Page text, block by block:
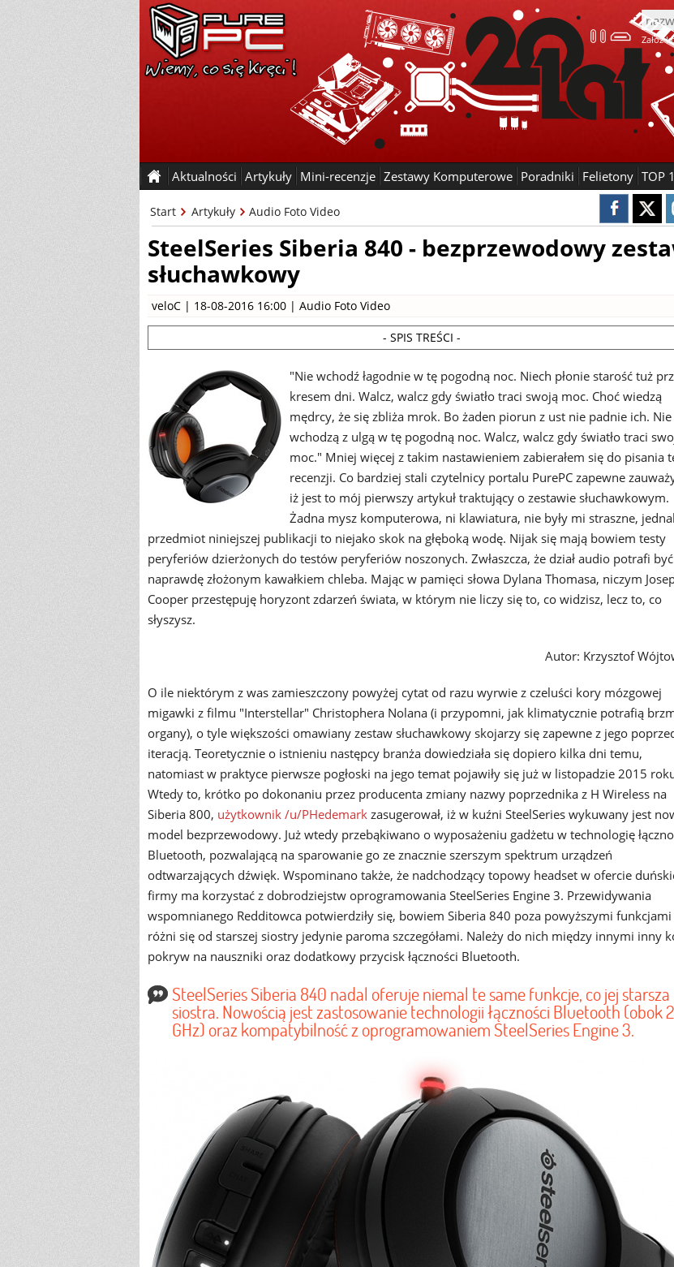
Załóż
Aktualności Artykuły Mini-recenzje Zestawy Komputerowe Poradniki Felietony TOP
Start Artykuły Audio Foto Video
SteelSeries Siberia 840 - bezprzewodowy
słuchawkowy
veloC | 18-08-2016 16:00 | Audio Foto Video
- SPIS TREŚCI -
"Nie wchodź łagodnie w tę pogodną noc. Niech płonie starość tuż
kresem dni. Walcz, walcz gdy światło traci swoją moc. Choć wiedzą
mędrcy, że się zbliża mrok. Bo żaden piorun z ust nie padnie ich. Nie
wchodzą z ulgą w tę pogodną noc. Walcz, walcz gdy światło traci
moc." Mniej więcej z takim nastawieniem zabierałem się do pisania
recenzji. Co bardziej stali czytelnicy portalu PurePC zapewne
iż jest to mój pierwszy artykuł traktujący o zestawie słuchawkowym.
Żadna mysz komputerowa, ni klawiatura, nie były mi straszne,
przedmiot niniejszej publikacji to niejako skok na głęboką wodę. Nijak się mają bowiem testy
peryferiów dzierżonych do testów peryferiów noszonych. Zwłaszcza, że dział audio potrafi być
naprawdę złożonym kawałkiem chleba. Mając w pamięci słowa Dylana Thomasa, niczym
Cooper przestępuję horyzont zdarzeń świata, w którym nie liczy się to, co widzisz, lecz to, co
słyszysz.
Autor: Krzysztof
O ile niektórym z was zamieszczony powyżej cytat od razu wyrwie z czeluści kory mózgowej
migawki z filmu "Interstellar" Christophera Nolana (i przypomni, jak klimatycznie potrafią
organy), o tyle większości omawiany zestaw słuchawkowy skojarzy się zapewne z jego
iteracją. Teoretycznie o istnieniu następcy branża dowiedziała się dopiero kilka dni temu,
natomiast w praktyce pierwsze pogłoski na jego temat pojawiły się już w listopadzie 2015
Wtedy to, krótko po dokonaniu przez producenta zmiany nazwy poprzednika z H Wireless na
Siberia 800, użytkownik /u/PHedemark zasugerował, iż w kuźni SteelSeries wykuwany jest
model bezprzewodowy. Już wtedy przebąkiwano o wyposażeniu gadżetu w technologię
Bluetooth, pozwalającą na sparowanie go ze znacznie szerszym spektrum urządzeń
odtwarzających dźwięk. Wspominano także, że nadchodzący topowy headset w ofercie
firmy ma korzystać z dobrodziejstw oprogramowania SteelSeries Engine 3. Przewidywania
wspomnianego Redditowca potwierdziły się, bowiem Siberia 840 poza powyższymi funkcjami
różni się od starszej siostry jedynie paroma szczegółami. Należy do nich między innymi inny
pokryw na nauszniki oraz dodatkowy przycisk łączności Bluetooth.
SteelSeries Siberia 840 nadal oferuje niemal te same funkcje, co jej starsza
siostra. Nowością jest zastosowanie technologii łączności Bluetooth (obok
GHz) oraz kompatybilność z oprogramowaniem SteelSeries Engine 3.